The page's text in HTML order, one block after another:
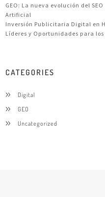
GEO: La nueva evolución del
Artificial
Inversión Publicitaria Digital en
Líderes y Oportunidades para
CATEGORIES
Digital
GEO
Uncategorized